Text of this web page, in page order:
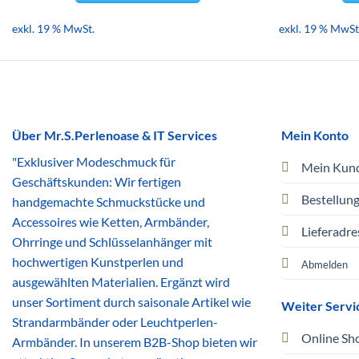
exkl. 19 % MwSt. exkl. 19 %
Über Mr.S.Perlenoase & IT Services
"Exklusiver Modeschmuck für
Geschäftskunden: Wir fertigen
handgemachte Schmuckstücke und
Accessoires wie Ketten, Armbänder,
Ohrringe und Schlüsselanhänger mit
hochwertigen Kunstperlen und
ausgewählten Materialien. Ergänzt wird
unser Sortiment durch saisonale Artikel wie
Strandarmbänder oder Leuchtperlen-
Armbänder. In unserem B2B-Shop bieten wir
Mein Konto
Mein
Abmelden
Weiter
Online